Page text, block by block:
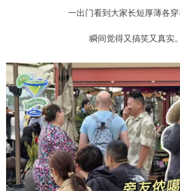
一出门看到大家长短厚薄各穿
瞬间觉得又搞笑又真实。